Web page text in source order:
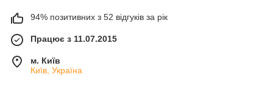
94% позитивних з 52 відгуків за рік
Працює з 11.07.2015
м. Київ
Київ, Україна